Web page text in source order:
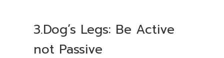
3.Dog’s Legs: Be Active
not Passive